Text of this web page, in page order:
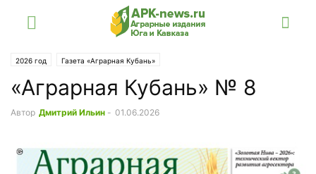
2026 год Газета «Аграрная Кубань»
«Аграрная Кубань» № 8
Автор Дмитрий Ильин - 01.06.2026